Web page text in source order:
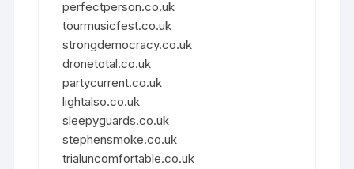
perfectperson.co.uk
tourmusicfest.co.uk
strongdemocracy.co.uk
dronetotal.co.uk
partycurrent.co.uk
lightalso.co.uk
sleepyguards.co.uk
stephensmoke.co.uk
trialuncomfortable.co.uk